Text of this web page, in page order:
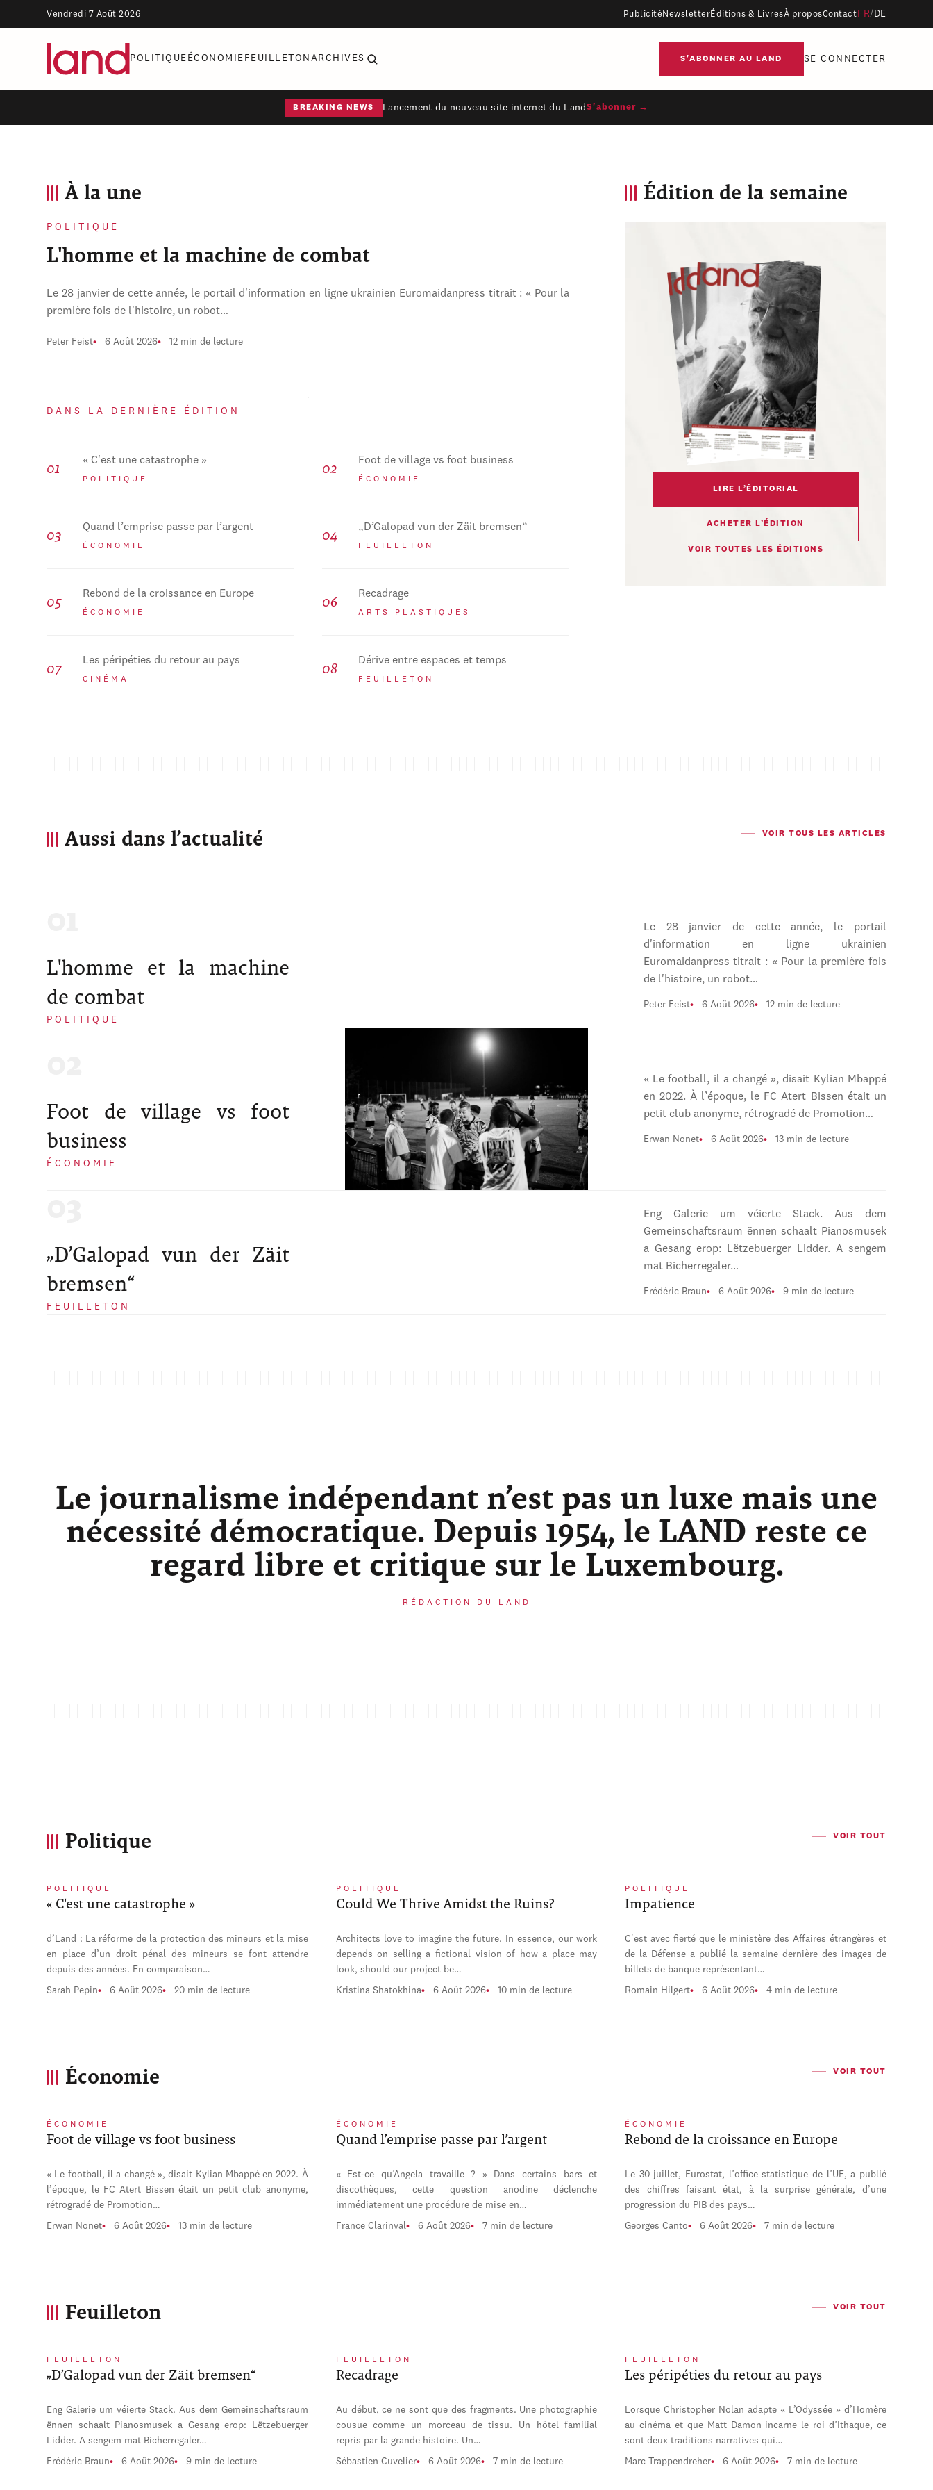
Vendredi 7 Août 2026 Publicité NewsletterÉditions & LivresÀ proposContact FR/ DE
POLITIQUE ÉCONOMIE FEUILLETON ARCHIVES S'ABONNER AU LAND SE CONNECTER
BREAKING NEWS Lancement du nouveau site internet du Land S'abonner →
À la une
POLITIQUE
L'homme et la machine de combat
Le 28 janvier de cette année, le portail d'information en ligne ukrainien Euromaidanpress titrait : « Pour la
première fois de l'histoire, un robot…
Peter Feist 6 Août 2026 12 min de lecture
DANS LA DERNIÈRE ÉDITION
« C'est une catastrophe »
POLITIQUE
Foot de village vs foot business
ÉCONOMIE
Quand l’emprise passe par l’argent
ÉCONOMIE
„D’Galopad vun der Zäit bremsen“
FEUILLETON
Rebond de la croissance en Europe
ÉCONOMIE
Recadrage
ARTS PLASTIQUES
Les péripéties du retour au pays
CINÉMA
Dérive entre espaces et temps
FEUILLETON
Édition de la semaine
LIRE L’ÉDITORIAL
ACHETER L’ÉDITION
VOIR TOUTES LES ÉDITIONS
Aussi dans l’actualité VOIR TOUS LES ARTICLES
L'homme et la machine
de combat
POLITIQUE
Le 28 janvier de cette année, le portail
d'information en ligne ukrainien
Euromaidanpress titrait : « Pour la première fois
de l'histoire, un robot…
Peter Feist 6 Août 2026 12 min de lecture
Foot de village vs foot
business
ÉCONOMIE
« Le football, il a changé », disait Kylian Mbappé
en 2022. À l’époque, le FC Atert Bissen était un
petit club anonyme, rétrogradé de Promotion…
Erwan Nonet 6 Août 2026 13 min de lecture
„D’Galopad vun der Zäit
bremsen“
FEUILLETON
Eng Galerie um véierte Stack. Aus dem
Gemeinschaftsraum ënnen schaalt Pianosmusek
a Gesang erop: Lëtzebuerger Lidder. A sengem
mat Bicherregaler…
Frédéric Braun 6 Août 2026 9 min de lecture
Le journalisme indépendant n’est pas un luxe mais une
nécessité démocratique. Depuis 1954, le LAND reste ce
regard libre et critique sur le Luxembourg.
RÉDACTION DU LAND
Politique VOIR TOUT
POLITIQUE
« C'est une catastrophe »
d’Land : La réforme de la protection des mineurs et la mise
en place d’un droit pénal des mineurs se font attendre
depuis des années. En comparaison…
Sarah Pepin 6 Août 2026 20 min de lecture
POLITIQUE
Could We Thrive Amidst the Ruins?
Architects love to imagine the future. In essence, our work
depends on selling a fictional vision of how a place may
look, should our project be…
Kristina Shatokhina 6 Août 2026 10 min de lecture
POLITIQUE
Impatience
C'est avec fierté que le ministère des Affaires étrangères et
de la Défense a publié la semaine dernière des images de
billets de banque représentant…
Romain Hilgert 6 Août 2026 4 min de lecture
Économie VOIR TOUT
ÉCONOMIE
Foot de village vs foot business
« Le football, il a changé », disait Kylian Mbappé en 2022. À
l’époque, le FC Atert Bissen était un petit club anonyme,
rétrogradé de Promotion…
Erwan Nonet 6 Août 2026 13 min de lecture
ÉCONOMIE
Quand l’emprise passe par l’argent
« Est-ce qu’Angela travaille ? » Dans certains bars et
discothèques, cette question anodine déclenche
immédiatement une procédure de mise en…
France Clarinval 6 Août 2026 7 min de lecture
ÉCONOMIE
Rebond de la croissance en Europe
Le 30 juillet, Eurostat, l’office statistique de l’UE, a publié
des chiffres faisant état, à la surprise générale, d’une
progression du PIB des pays…
Georges Canto 6 Août 2026 7 min de lecture
Feuilleton VOIR TOUT
FEUILLETON
„D’Galopad vun der Zäit bremsen“
Eng Galerie um véierte Stack. Aus dem Gemeinschaftsraum
ënnen schaalt Pianosmusek a Gesang erop: Lëtzebuerger
Lidder. A sengem mat Bicherregaler…
Frédéric Braun 6 Août 2026 9 min de lecture
FEUILLETON
Recadrage
Au début, ce ne sont que des fragments. Une photographie
cousue comme un morceau de tissu. Un hôtel familial
repris par la grande histoire. Un…
Sébastien Cuvelier 6 Août 2026 7 min de lecture
FEUILLETON
Les péripéties du retour au pays
Lorsque Christopher Nolan adapte « L’Odyssée » d’Homère
au cinéma et que Matt Damon incarne le roi d’Ithaque, ce
sont deux traditions narratives qui…
Marc Trappendreher 6 Août 2026 7 min de lecture